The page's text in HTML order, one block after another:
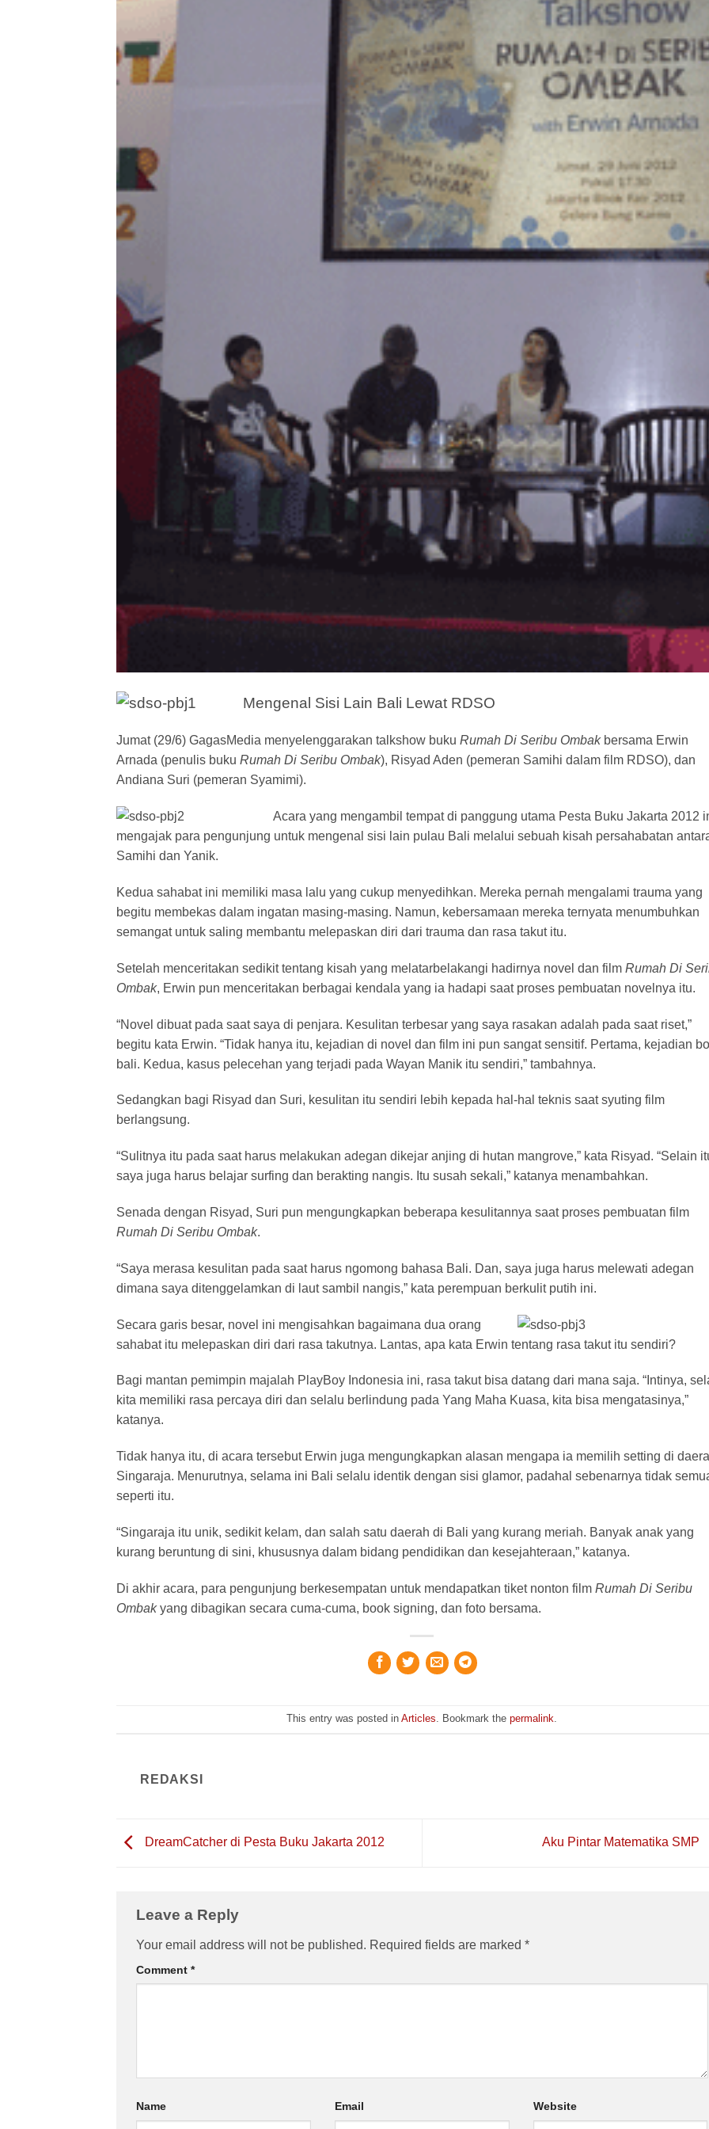
Mengenal Sisi Lain Bali Lewat RDSO
Jumat (29/6) GagasMedia menyelenggarakan talkshow buku Rumah Di Seribu Ombakbersama Erwin
Arnada (penulis buku Rumah Di Seribu Ombak), Risyad Aden (pemeran Samihi dalam film RDSO), dan
Andiana Suri (pemeran Syamimi).
Acara yang mengambil tempat di panggung utama Pesta Buku Jakarta 2012
mengajak para pengunjung untuk mengenal sisi lain pulau Bali melalui sebuah kisah persahabatan
Samihi dan Yanik.
Kedua sahabat ini memiliki masa lalu yang cukup menyedihkan. Mereka pernah mengalami trauma yang
begitu membekas dalam ingatan masing-masing. Namun, kebersamaan mereka ternyata menumbuhkan
semangat untuk saling membantu melepaskan diri dari trauma dan rasa takut itu.
Setelah menceritakan sedikit tentang kisah yang melatarbelakangi hadirnya novel dan film Rumah Di
Ombak, Erwin pun menceritakan berbagai kendala yang ia hadapi saat proses pembuatan novelnya itu.
“Novel dibuat pada saat saya di penjara. Kesulitan terbesar yang saya rasakan adalah pada saat riset,”
begitu kata Erwin. “Tidak hanya itu, kejadian di novel dan film ini pun sangat sensitif. Pertama, kejadian
bali. Kedua, kasus pelecehan yang terjadi pada Wayan Manik itu sendiri,” tambahnya.
Sedangkan bagi Risyad dan Suri, kesulitan itu sendiri lebih kepada hal-hal teknis saat syuting film
berlangsung.
“Sulitnya itu pada saat harus melakukan adegan dikejar anjing di hutan mangrove,” kata Risyad. “Selain
saya juga harus belajar surfing dan berakting nangis. Itu susah sekali,” katanya menambahkan.
Senada dengan Risyad, Suri pun mengungkapkan beberapa kesulitannya saat proses pembuatan film
Rumah Di Seribu Ombak.
“Saya merasa kesulitan pada saat harus ngomong bahasa Bali. Dan, saya juga harus melewati adegan
dimana saya ditenggelamkan di laut sambil nangis,” kata perempuan berkulit putih ini.
Secara garis besar, novel ini mengisahkan bagaimana dua orang
sahabat itu melepaskan diri dari rasa takutnya. Lantas, apa kata Erwin tentang rasa takut itu sendiri?
Bagi mantan pemimpin majalah PlayBoy Indonesia ini, rasa takut bisa datang dari mana saja. “Intinya,
kita memiliki rasa percaya diri dan selalu berlindung pada Yang Maha Kuasa, kita bisa mengatasinya,”
katanya.
Tidak hanya itu, di acara tersebut Erwin juga mengungkapkan alasan mengapa ia memilih setting di
Singaraja. Menurutnya, selama ini Bali selalu identik dengan sisi glamor, padahal sebenarnya tidak
seperti itu.
“Singaraja itu unik, sedikit kelam, dan salah satu daerah di Bali yang kurang meriah. Banyak anak yang
kurang beruntung di sini, khususnya dalam bidang pendidikan dan kesejahteraan,” katanya.
Di akhir acara, para pengunjung berkesempatan untuk mendapatkan tiket nonton film Rumah Di Seribu
Ombakyang dibagikan secara cuma-cuma, book signing, dan foto bersama.
This entry was posted inArticles. Bookmark thepermalink.
REDAKSI
DreamCatcher di Pesta Buku Jakarta 2012 Aku Pintar Matematika SMP
Leave a Reply
Your email address will not be published. Required fields are marked *
Comment *
Name Email Website